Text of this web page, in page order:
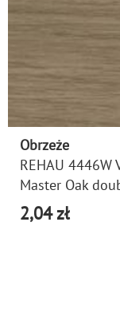
Obrzeże
REHAU 4446W
Master Oak
2,04 zł